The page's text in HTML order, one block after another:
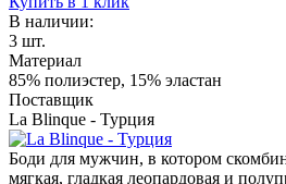
В наличии:
3 шт.
Материал
85% полиэстер, 15% эластан
Поставщик
La Blinque - Турция
Боди для мужчин, в котором
мягкая, гладкая леопардовая и